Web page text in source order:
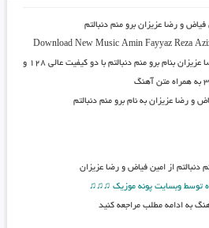
فیاض و رضا عزیزان برو منم دنبالتم
Download New Music Amin Fayyaz Reza
بنام برو منم دنبالتم
با دو کیفیت عالی ۱۲۸ و
آهنگ
و رضا عزیزان به نام برو منم دنبالتم
دنبالتم از امین فیاض و رضا عزیزان
توسط وبسایت پونه موزیک ♫♫♫
به ادامه مطلب مراجعه کنید